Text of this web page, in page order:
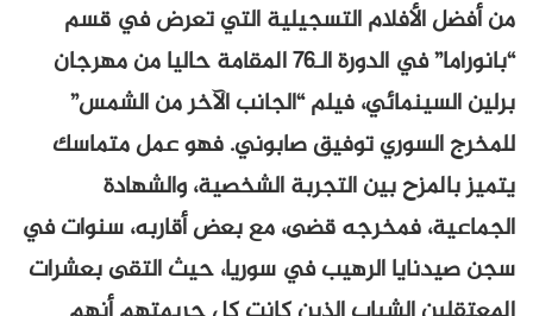
من أفضل الأفلام التسجيلية التي تعرض في قسم
“بانوراما” في الدورة الـ76 المقامة حاليا من مهرجان
برلين السينمائي، فيلم “الجانب الآخر من الشمس”
للمخرج السوري توفيق صابوني. فهو عمل متماسك
يتميز بالمزح بين التجربة الشخصية، والشهادة
الجماعية، فمخرجه قضى، مع بعض أقاربه، سنوات في
سجن صيدنايا الرهيب في سوريا، حيث التقى بعشرات